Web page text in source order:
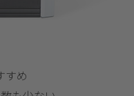
すめ